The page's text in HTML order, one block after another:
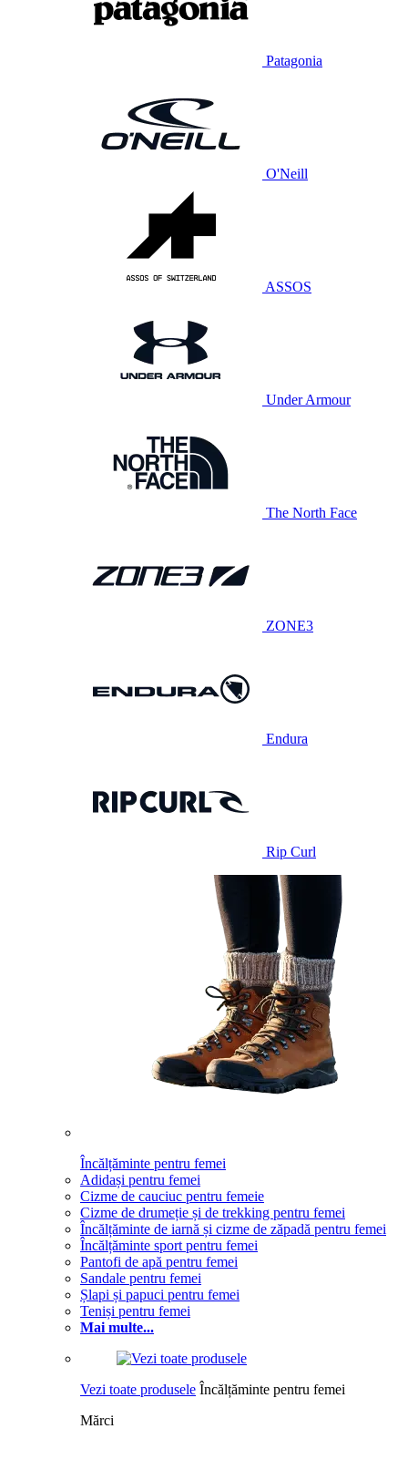
Patagonia
O'Neill
ASSOS
Under Armour
The North Face
ZONE3
Endura
Rip Curl
Încălțăminte pentru femei
Adidași pentru femei
Cizme de cauciuc pentru femeie
Cizme de drumeție și de trekking pentru femei
Încălțăminte de iarnă și cizme de zăpadă pentru femei
Încălțăminte sport pentru femei
Pantofi de apă pentru femei
Sandale pentru femei
Șlapi și papuci pentru femei
Teniși pentru femei
Mai multe...
Vezi toate produsele Încălțăminte pentru femei
Mărci